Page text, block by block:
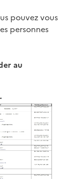
pouvez vous
personnes
au